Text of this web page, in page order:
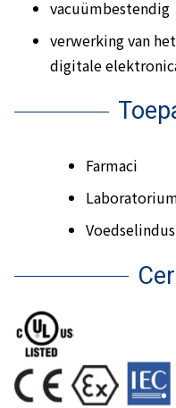
vacuümbestendig
verwerking van
digitale
Farmaci